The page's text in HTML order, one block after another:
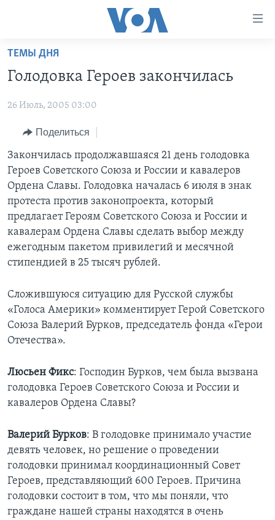
Перейти
основной
Перейти
навигации
Перейти
поиск
ПРОГРАММЫ
АМЕРИКА
НОВОСТИ ЗА МИНУТУ
ИТОГИ
ПОЧЕМУ ЭТО ВАЖНО?
ДИСКУССИЯ VOA
ДЕТАЛИ
АМЕРИКА. БОЛЬШОЕ ПУТЕШЕСТВИЕ
ПРОЕКТЫ
УЧИМ АНГЛИЙСКИЙ
НАША АМЕРИКАНСКАЯ ИСТОРИЯ
А КАК В АМЕРИКЕ?
АРТЕФАКТЫ
АМЕРИКАНСКИЕ ГОРОДКИ
ЭКСПЕРТИЗА
ИНТЕРВЬЮ
ФАКТЫ ПРОТИВ ФЕЙКОВ
ЗА СВОБОДУ ПРЕССЫ
УЧИМ АНГЛИЙСКИЙ
ВИДЕО
ПОДПИСКА НА НОВОСТИ
Learning English
СОЦИАЛЬНЫЕ СЕТИ
Языки
ТЕМЫ ДНЯ
Голодовка Героев закончилась
26 Июль, 2005 03:00
Поделиться
Закончилась продолжавшаяся 21 день голодовка
Героев Советского Союза и России и кавалеров
Ордена Славы. Голодовка началась 6 июля в знак
протеста против законопроекта, который
предлагает Героям Советского Союза и России и
кавалерам Ордена Славы сделать выбор между
ежегодным пакетом привилегий и месячной
стипендией в 25 тысяч рублей.
Сложившуюся ситуацию для Русской службы
«Голоса Америки» комментирует Герой Советского
Союза Валерий Бурков, председатель фонда «Герои
Отечества».
Люсьен Фикс: Господин Бурков, чем была вызвана
голодовка Героев Советского Союза и России и
кавалеров Ордена Славы?
Валерий Бурков: В голодовке принимало участие
девять человек, но решение о проведении
голодовки принимал координационный Совет
Героев, представляющий 600 Героев. Причина
голодовки состоит в том, что мы поняли, что
граждане нашей страны находятся в очень